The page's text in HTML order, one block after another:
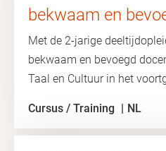
bekwaam en
Met de 2-jarige
bekwaam en bevoegd
Taal en Cultuur in het
Cursus / Training NL